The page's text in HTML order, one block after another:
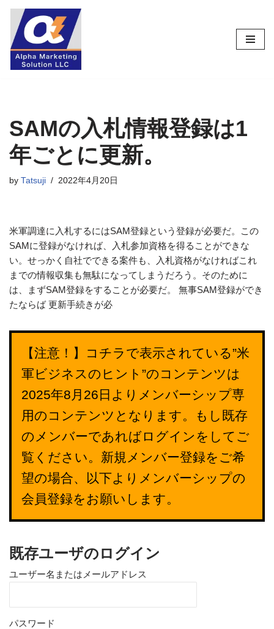
コ
ン
テ
ス
キ
ッ
SAMの入札情報登録は1
年ごとに更新。
by Tatsuji 2022年4月20日
米軍調達に入札するにはSAM登録という登録が必要だ。この
SAMに登録がなければ、入札参加資格を得ることができな
い。せっかく自社でできる案件も、入札資格がなければこれ
までの情報収集も無駄になってしまうだろう。そのために
は、まずSAM登録をすることが必要だ。 無事SAM登録ができ
たならば 更新手続きが必
【注意！】コチラで表示されている”米
軍ビジネスのヒント”のコンテンツは
2025年8月26日よりメンバーシップ専
用のコンテンツとなります。もし既存
のメンバーであればログインをしてご
覧ください。新規メンバー登録をご希
望の場合、以下よりメンバーシップの
会員登録をお願いします。
既存ユーザのログイン
ユーザー名またはメールアドレス
パスワード